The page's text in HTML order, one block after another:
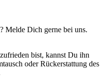
Melde Dich gerne bei uns.
bist, kannst Du ihn
oder Rückerstattung des